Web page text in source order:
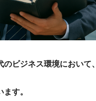
ビジネス環境において、
す。